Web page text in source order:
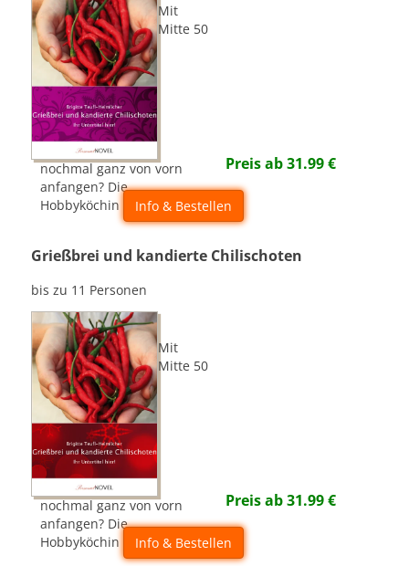
Mit
Mitte 50
nochmal ganz von vorn
anfangen? Die
Hobbyköchin geht es an!
Preis ab31.99€
Info & Bestellen
Grießbrei und kandierte Chilischoten
bis zu 11 Personen
Mit
Mitte 50
nochmal ganz von vorn
anfangen? Die
Hobbyköchin geht es an!
Preis ab31.99€
Info & Bestellen